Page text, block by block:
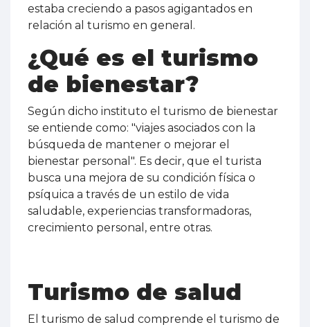
estaba creciendo a pasos agigantados en
relación al turismo en general.
¿Qué es el turismo
de bienestar?
Según dicho instituto el turismo de bienestar
se entiende como: "viajes asociados con la
búsqueda de mantener o mejorar el
bienestar personal". Es decir, que el turista
busca una mejora de su condición física o
psíquica a través de un estilo de vida
saludable, experiencias transformadoras,
crecimiento personal, entre otras.
Turismo de salud
El turismo de salud comprende el turismo de